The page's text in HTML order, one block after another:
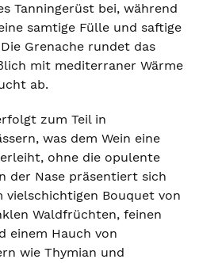
Tanningerüst bei, während
samtige Fülle und saftige
Grenache rundet das
mit mediterraner Wärme
ab.
zum Teil in
was dem Wein eine
ohne die opulente
der Nase präsentiert sich
vielschichtigen Bouquet von
Waldfrüchten, feinen
einem Hauch von
wie Thymian und